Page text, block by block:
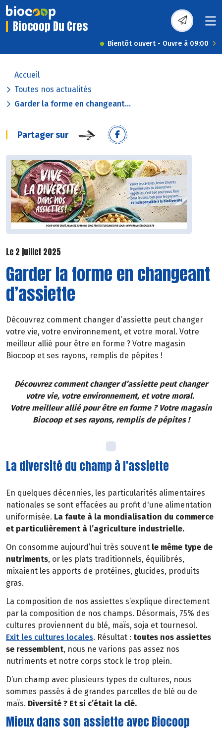
Biocoop Du Cres
Bientôt ouvert - Ouvre à 09:00
Accueil
Toutes nos actualités
Garder la forme en changeant...
Partager sur
Le 2 juillet 2025
Garder la forme en changeant
d’assiette
Découvrez comment changer d’assiette peut changer
votre vie, votre environnement, et votre moral. Votre
meilleur allié pour être en forme ? Votre magasin
Biocoop et ses rayons, remplis de pépites !
Découvrez comment changer d’assiette peut changer
votre vie, votre environnement, et votre moral.
Votre meilleur allié pour être en forme ? Votre magasin
Biocoop et ses rayons, remplis de pépites !
La diversité du champ à l'assiette
En quelques décennies, les particularités alimentaires
nationales se sont effacées au profit d'une alimentation
uniformisée. La faute à la mondialisation du commerce
et particulièrement à l’agriculture industrielle.
On consomme aujourd’hui très souvent le même type de
nutriments, or les plats traditionnels, équilibrés,
mixaient les apports de protéines, glucides, produits
gras.
La composition de nos assiettes s’explique directement
par la composition de nos champs. Désormais, 75% des
cultures proviennent du blé, maïs, soja et tournesol.
Exit les cultures locales. Résultat : toutes nos assiettes
se ressemblent, nous ne varions pas assez nos
nutriments et notre corps stock le trop plein.
D’un champ avec plusieurs types de cultures, nous
sommes passés à de grandes parcelles de blé ou de
maïs. Diversité ? Et si c’était la clé.
Mieux dans son assiette avec Biocoop